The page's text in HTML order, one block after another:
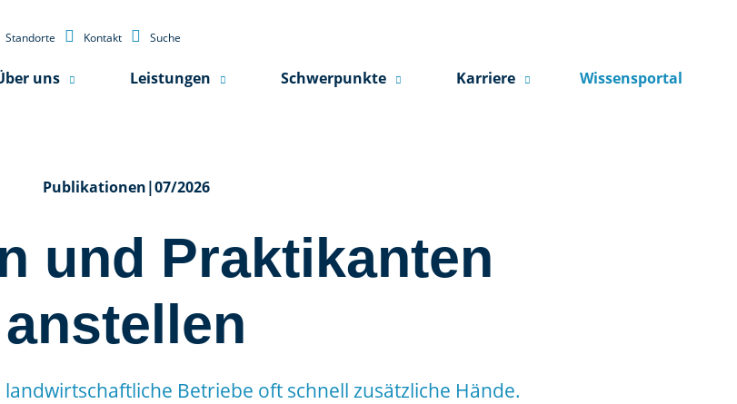
Standorte  Kontakt  Suche
uns Leistungen Schwerpunkte Karriere Wissensportal
Publikationen|07/2026
und Praktikanten
anstellen
Betriebe oft schnell zusätzliche Hände.